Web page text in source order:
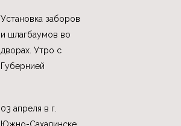
Установка заборов
и шлагбаумов во
дворах. Утро с
Губернией
03 апреля в г.